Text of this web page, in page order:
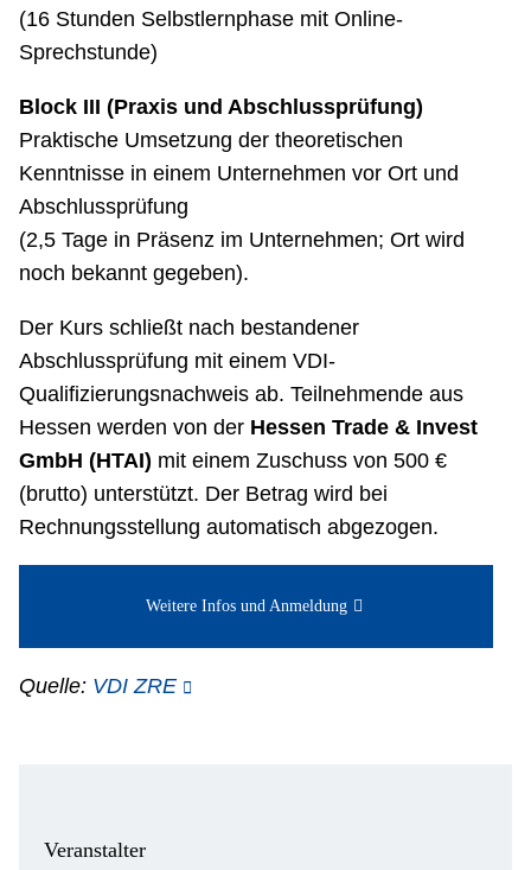
(16 Stunden Selbstlernphase mit Online-
Sprechstunde)
Block III (Praxis und Abschlussprüfung)
Praktische Umsetzung der theoretischen
Kenntnisse in einem Unternehmen vor Ort und
Abschlussprüfung
(2,5 Tage in Präsenz im Unternehmen; Ort wird
noch bekannt gegeben).
Der Kurs schließt nach bestandener
Abschlussprüfung mit einem VDI-
Qualifizierungsnachweis ab. Teilnehmende aus
Hessen werden von der Hessen Trade & Invest
GmbH (HTAI) mit einem Zuschuss von 500 €
(brutto) unterstützt. Der Betrag wird bei
Rechnungsstellung automatisch abgezogen.
Weitere Infos und Anmeldung
Quelle: VDI ZRE
Veranstalter